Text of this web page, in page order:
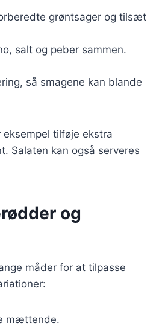
grøntsager og tilsæt
salt og peber sammen.
så smagene kan blande
tilføje ekstra
Salaten kan også serveres
og
måder for at tilpasse
mættende.